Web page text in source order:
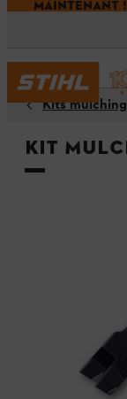
MAINTENANT !
Kits mulching
Kit